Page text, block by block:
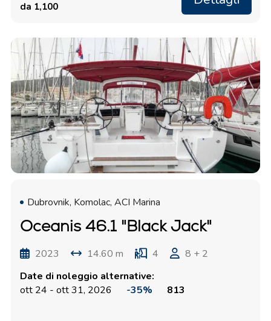
da 1,100
Dubrovnik, Komolac, ACI Marina
Oceanis 46.1 "Black Jack"
2023 14.60 m 4
8 + 2
Date di noleggio alternative:
ott 24 - ott 31, 2026
-35% 813